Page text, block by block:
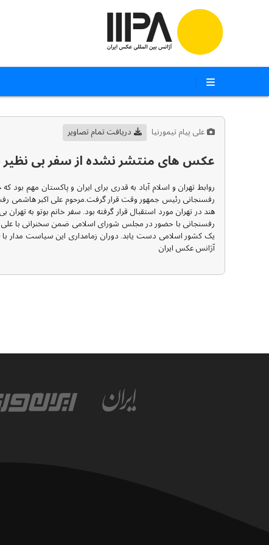
علی پیام تیمورنیا دریافت تمام تصاویر
عکس های منتشر نشده از سفر بی نظیر
رفسنجانی رئیس جمهور وقت قرار گرفت.مرحوم علی اکبر هاشمی
هند در تهران مورد استقبال قرار گرفته بود. سفر خانم بوتو به
رفسنجانی با حضور در مجلس شورای اسلامی ضمن سخنرانی با علی
آژانس عکس ایران